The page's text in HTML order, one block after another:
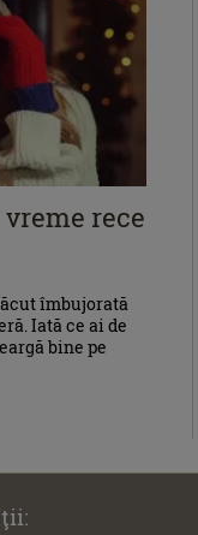
rece
îmbujorată
Iată ce ai de
bine pe